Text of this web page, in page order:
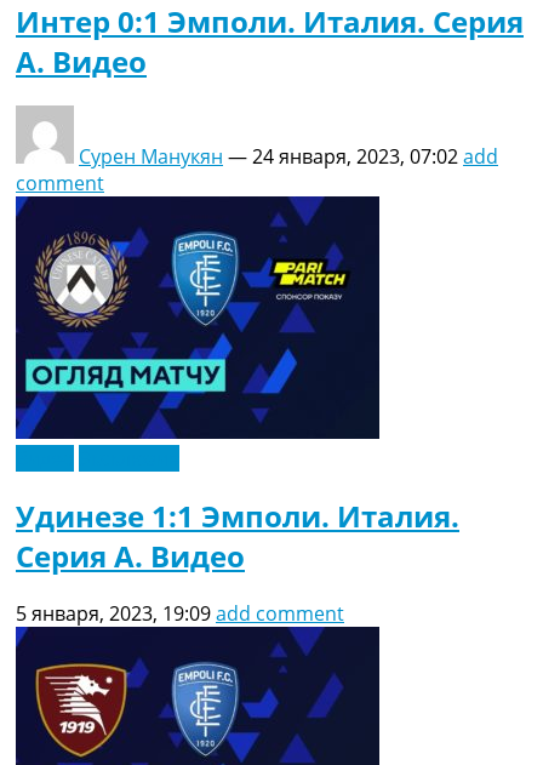
Интер 0:1 Эмполи. Италия. Серия
A. Видео
Сурен Манукян —24 января, 2023, 07:02add
comment
Удинезе 1:1 Эмполи. Италия.
Серия A. Видео
5 января, 2023, 19:09add comment